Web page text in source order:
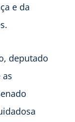
e da
deputado
as